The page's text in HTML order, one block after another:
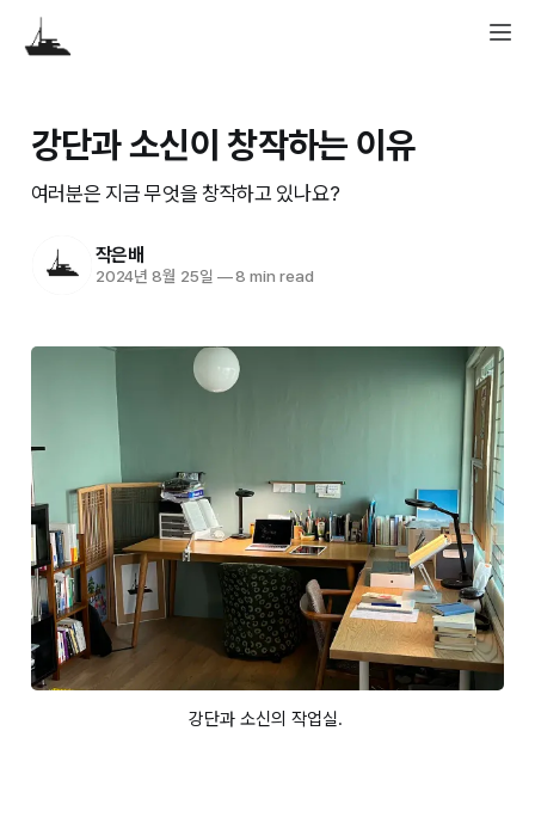
강단과 소신이 창작하는 이유
여러분은 지금 무엇을 창작하고 있나요?
작은배
2024년 8월 25일 —8 min read
강단과 소신의 작업실.